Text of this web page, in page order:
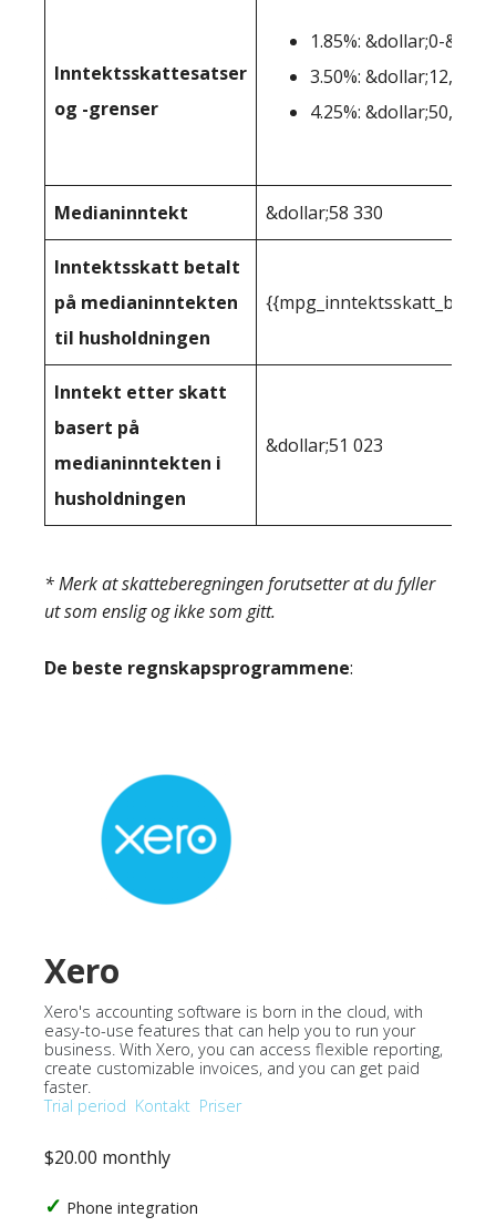
Inntektsskattesatser
og -grenser
1.85%: &dollar;0-
3.50%:
4.25%: &dollar;50,001+
Medianinntekt &dollar;58 330
Inntektsskatt betalt
på medianinntekten
til husholdningen
Inntekt etter skatt
basert på
medianinntekten i
husholdningen
&dollar;51 023
* Merk at skatteberegningen forutsetter at du fyller
ut som enslig og ikke som gitt.
De beste regnskapsprogrammene:
Xero
Xero's accounting software is born in the cloud, with
easy-to-use features that can help you to run your
business. With Xero, you can access flexible reporting,
create customizable invoices, and you can get paid
faster.
Trial period Kontakt Priser
$20.00 monthly
Phone integration